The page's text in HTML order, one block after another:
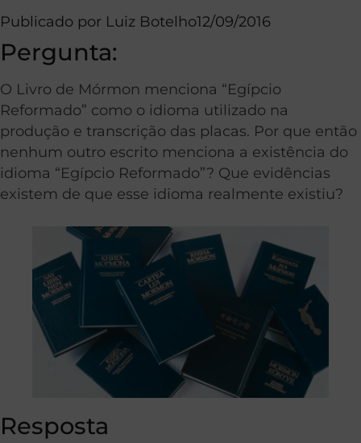
Publicado por Luiz Botelho12/09/2016
Pergunta:
O Livro de Mórmon menciona “Egípcio
Reformado” como o idioma utilizado na
produção e transcrição das placas. Por que então
nenhum outro escrito menciona a existência do
idioma “Egípcio Reformado”? Que evidências
existem de que esse idioma realmente existiu?
Resposta